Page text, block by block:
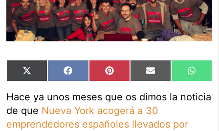
Compartir
en
X
(Twitter)
Compartir
en
Facebook Compartir
en
Pinterest Compartir
en
Email
en
Hace ya unos meses que os dimos la noticia
de que Nueva York acogerá a 30
emprendedores españoles llevados por